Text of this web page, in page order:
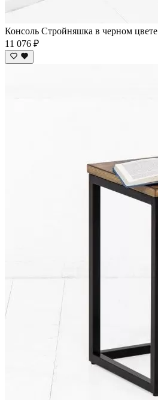
Консоль Стройняшка в черном цвете
11 076 ₽